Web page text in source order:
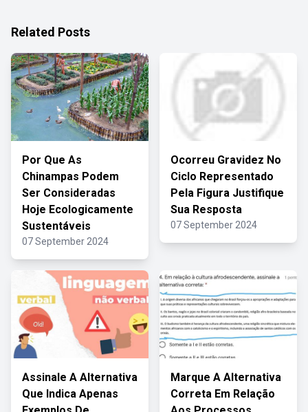
Related Posts
Por Que As
Chinampas Podem
Ser Consideradas
Hoje Ecologicamente
Sustentáveis
07 September 2024
Ocorreu Gravidez No
Ciclo Representado
Pela Figura Justifique
Sua Resposta
07 September 2024
Assinale A Alternativa
Que Indica Apenas
Marque A Alternativa
Correta Em Relação